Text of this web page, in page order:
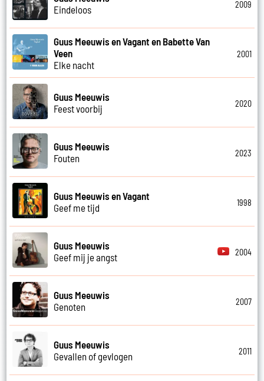
Eindeloos
2009
Guus Meeuwis en Vagant en Babette Van
Veen
Elke nacht
2001
Guus Meeuwis
Feest voorbij
2020
Guus Meeuwis
Fouten
2023
Guus Meeuwis en Vagant
Geef me tijd
1998
Guus Meeuwis
Geef mij je angst
2004
Guus Meeuwis
Genoten
2007
Guus Meeuwis
Gevallen of gevlogen
2011